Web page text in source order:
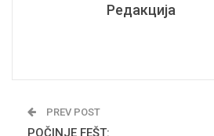
Редакција
PREV POST
POČINJE FEŠT: